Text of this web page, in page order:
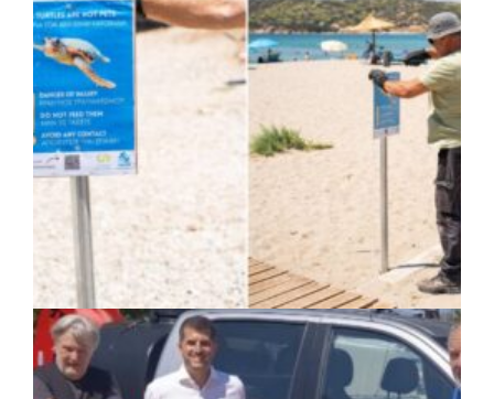
στον Υμηττό
ΚΟΙΝΩΝΙΑ | 07/08/2026 · 14:50
Δήμος Σαρωνικού και ΑΡΧΕΛΩΝ
ενημερώνουν τους λουόμενους για τη